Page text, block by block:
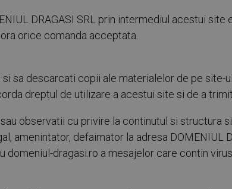
DRAGASI SRL prin intermediul acestui site
orice comanda acceptata.
si sa descarcati copii ale materialelor de pe
dreptul de utilizare a acestui site si de a
observatii cu privire la continutul si structura
amenintator, defaimator la adresa DOMENIUL
domeniul-dragasi.ro a mesajelor care contin